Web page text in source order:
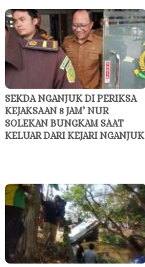
SEKDA NGANJUK DI PERIKSA
KEJAKSAAN 8 JAM’ NUR
SOLEKAN BUNGKAM SAAT
KELUAR DARI KEJARI NGANJUK